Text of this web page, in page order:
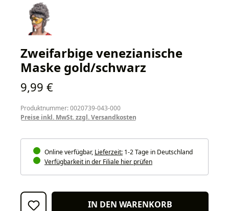
Zweifarbige venezianische
Maske gold/schwarz
Regulärer Preis:
9,99 €
Produktnummer: 0020739-043-000
Preise inkl. MwSt. zzgl. Versandkosten
Online verfügbar, Lieferzeit: 1-2 Tage in Deutschland
Verfügbarkeit in der Filiale hier prüfen
IN DEN WARENKORB